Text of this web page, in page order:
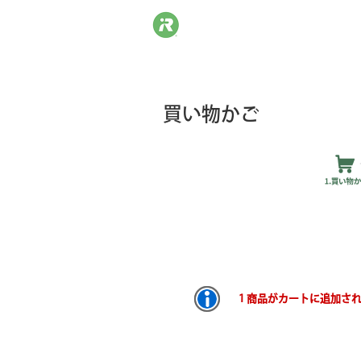
買い物かご
1 商品がカートに追加され